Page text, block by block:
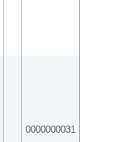
0000000031